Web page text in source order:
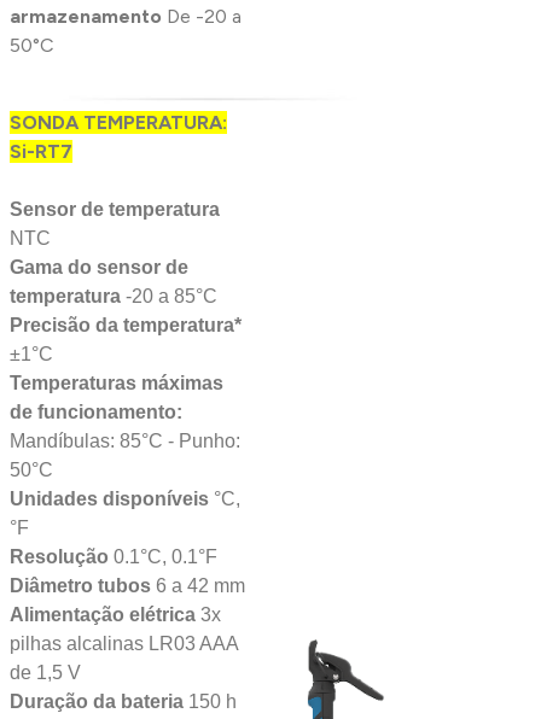
armazenamento De -20 a
50°C
SONDA TEMPERATURA:
Si-RT7
Sensor de temperatura
NTC
Gama do sensor de
temperatura -20 a 85°C
Precisão da temperatura*
±1°C
Temperaturas máximas
de funcionamento:
Mandíbulas: 85°C - Punho:
50°C
Unidades disponíveis °C,
°F
Resolução 0.1°C, 0.1°F
Diâmetro tubos 6 a 42 mm
Alimentação elétrica 3x
pilhas alcalinas LR03 AAA
de 1,5 V
Duração da bateria 150 h